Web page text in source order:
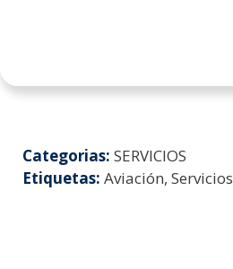
Categorias: SERVICIOS
Etiquetas: Aviación,